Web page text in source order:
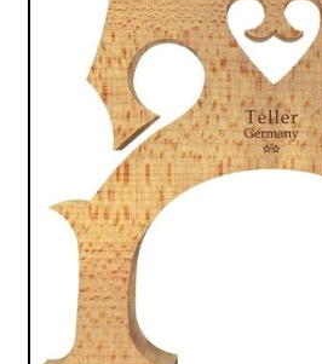
TARJOUKSET